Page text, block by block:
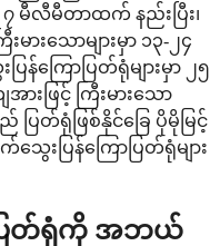
၇ မီလီမီတာထက် နည်းပြီး၊
ားသောများမှာ ၁၃-၂၄
န်ကြောပြတ်ရုံများမှာ ၂၅
ဖြင့် ကြီးမားသော
ပြတ်ရုံဖြစ်နိုင်ခြေ ပိုမိုမြင့်
ေးပြန်ကြောပြတ်ရုံများ
ပြတ်ရုံကို အဘယ်